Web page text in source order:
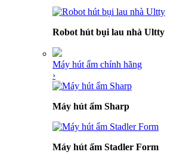
Robot hút bụi lau nhà Ultty
Máy hút ẩm chính hãng
›
Máy hút ẩm Sharp
Máy hút ẩm Stadler Form